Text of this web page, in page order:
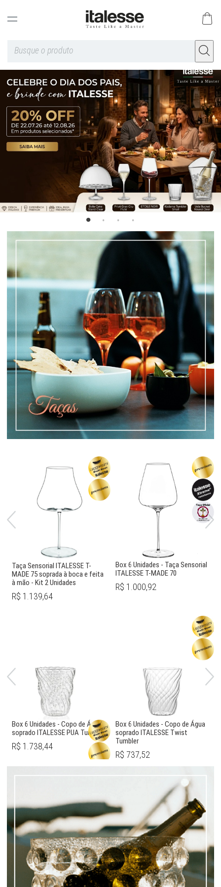
Taça Sensorial ITALESSE T-
MADE 75 soprada à boca e feita
à mão - Kit 2 Unidades
R$ 1.139,64
Box 6 Unidades - Taça Sensorial
ITALESSE T-MADE 70
R$ 1.000,92
Box 6 Unidades - Copo de Água
soprado ITALESSE PUA Tumbler
R$ 1.738,44
Box 6 Unidades - Copo de Água
soprado ITALESSE Twist
Tumbler
R$ 737,52